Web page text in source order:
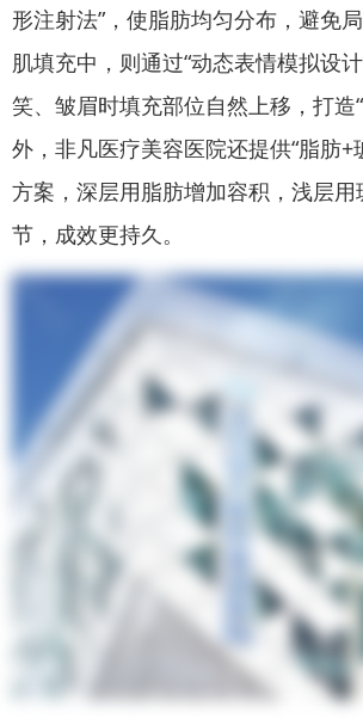
形注射法”，使脂肪均匀分布，避免
肌填充中，则通过“动态表情模拟设
笑、皱眉时填充部位自然上移，打造
外，非凡医疗美容医院还提供“脂肪+
方案，深层用脂肪增加容积，浅层用
节，成效更持久。